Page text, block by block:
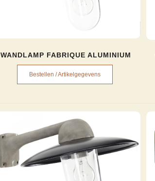
WANDLAMP FABRIQUE ALUMINIUM
Bestellen / Artikelgegevens